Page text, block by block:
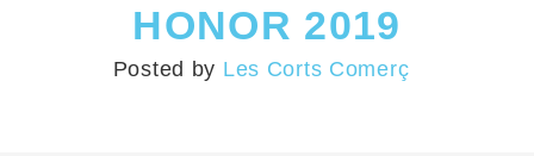
HONOR 2019
Posted by Les Corts Comerç